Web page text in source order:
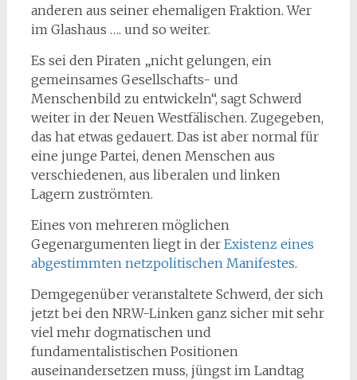
anderen aus seiner ehemaligen Fraktion. Wer
im Glashaus …. und so weiter.
Es sei den Piraten „nicht gelungen, ein
gemeinsames Gesellschafts- und
Menschenbild zu entwickeln“, sagt Schwerd
weiter in der Neuen Westfälischen. Zugegeben,
das hat etwas gedauert. Das ist aber normal für
eine junge Partei, denen Menschen aus
verschiedenen, aus liberalen und linken
Lagern zuströmten.
Eines von mehreren möglichen
Gegenargumenten liegt in der Existenz eines
abgestimmten netzpolitischen Manifestes.
Demgegenüber veranstaltete Schwerd, der sich
jetzt bei den NRW-Linken ganz sicher mit sehr
viel mehr dogmatischen und
fundamentalistischen Positionen
auseinandersetzen muss, jüngst im Landtag